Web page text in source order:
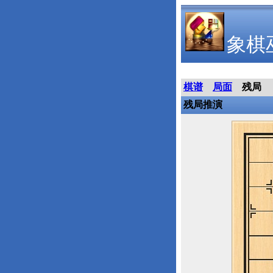
象棋
棋谱 局面
残局
残局推演